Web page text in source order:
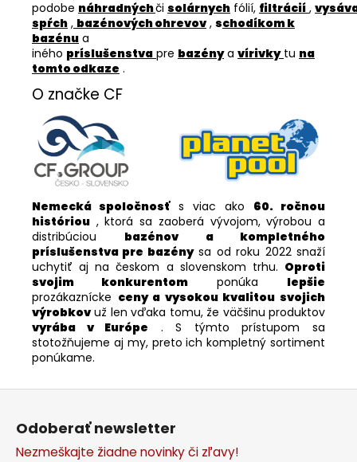
podobe náhradnýchči solárnych fólií, filtrácií ,
spŕch , bazénových ohrevov , schodíkom k
bazénu a
iného príslušenstva pre bazény a vírivky tu na
tomto odkaze .
O značke CF
Nemecká spoločnosťs viac ako 60. ročnou
históriou , ktorá sa zaoberá vývojom, výrobou a
distribúciou bazénov a kompletného
príslušenstva pre bazénysa od roku 2022 snaží
uchytiť aj na českom a slovenskom trhu. Oproti
svojim konkurentom ponúka lepšie
prozákaznícke ceny a vysokou kvalitou svojich
výrobkovuž len vďaka tomu, že väčšinu produktov
vyrába v Európe . S týmto prístupom sa
stotožňujeme aj my, preto ich kompletný sortiment
ponúkame.
Z
Odoberať newsletter
Nezmeškajte žiadne novinky či zľavy!